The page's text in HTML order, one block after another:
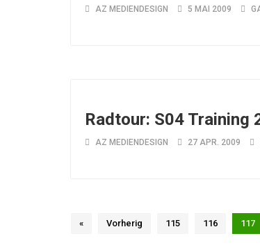
AZ MEDIENDESIGN 5 MAI 2009
Radtour: S04 Training
AZ MEDIENDESIGN 27 APR. 2009
« Vorherig 115 116 117